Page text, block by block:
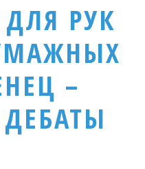
РУК
–